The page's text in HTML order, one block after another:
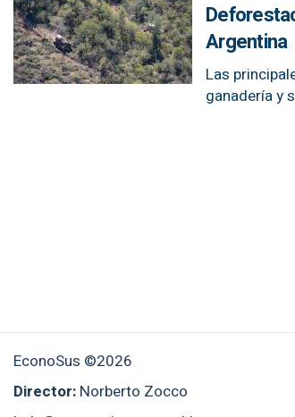
Argentina
Las
ganadería y
EconoSus ©2026
Director: Norberto Zocco